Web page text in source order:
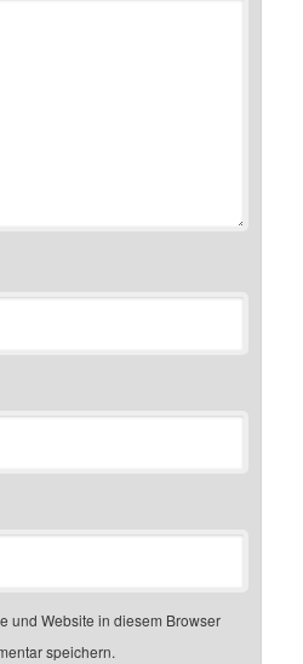
und Website in diesem Browser
speichern.